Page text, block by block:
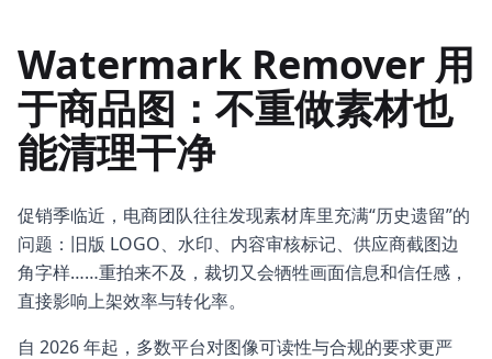
Watermark Remover 用
于商品图：不重做素材也
能清理干净
促销季临近，电商团队往往发现素材库里充满“历史遗留”的
问题：旧版 LOGO、水印、内容审核标记、供应商截图边
角字样……重拍来不及，裁切又会牺牲画面信息和信任感，
直接影响上架效率与转化率。
自 2026 年起，多数平台对图像可读性与合规的要求更严